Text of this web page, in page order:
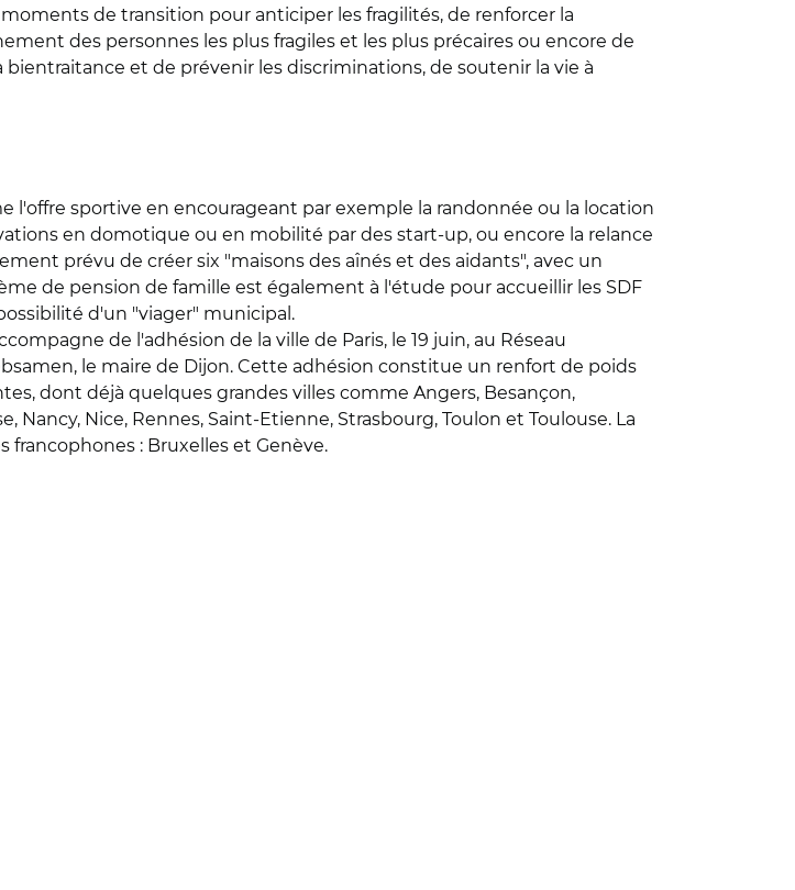
de transition pour anticiper les fragilités, de renforcer la
des personnes les plus fragiles et les plus précaires ou encore de
et de prévenir les discriminations, de soutenir la vie à
l'offre sportive en encourageant par exemple la randonnée ou la location
en domotique ou en mobilité par des start-up, ou encore la relance
prévu de créer six "maisons des aînés et des aidants", avec un
de pension de famille est également à l'étude pour accueillir les SDF
d'un "viager" municipal.
de l'adhésion de la ville de Paris, le 19 juin, au Réseau
le maire de Dijon. Cette adhésion constitue un renfort de poids
dont déjà quelques grandes villes comme Angers, Besançon,
Nancy, Nice, Rennes, Saint-Etienne, Strasbourg, Toulon et Toulouse. La
francophones : Bruxelles et Genève.